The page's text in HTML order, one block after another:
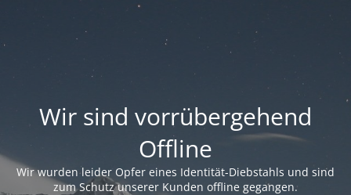
Wir sind vorrübergehend
Offline
Wir wurden leider Opfer eines Identität-Diebstahls und sind
zum Schutz unserer Kunden offline gegangen.